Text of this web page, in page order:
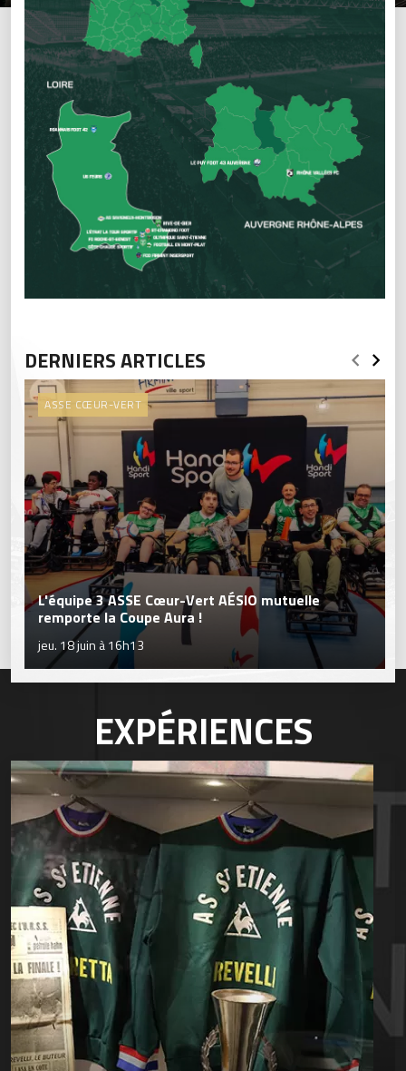
DERNIERS ARTICLES
ASSE CŒUR-VERT
L'équipe 3 ASSE Cœur-Vert AÉSIO mutuelle
remporte la Coupe Aura !
jeu. 18 juin à 16h13
EXPÉRIENCES